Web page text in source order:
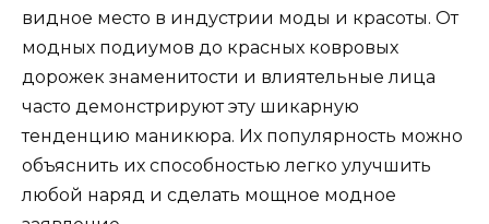
видное место в индустрии моды и красоты. От
модных подиумов до красных ковровых
дорожек знаменитости и влиятельные лица
часто демонстрируют эту шикарную
тенденцию маникюра. Их популярность можно
объяснить их способностью легко улучшить
любой наряд и сделать мощное модное